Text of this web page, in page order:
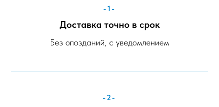
-1-
Доставка точно в срок
Без опозданий, с уведомлением
-2-